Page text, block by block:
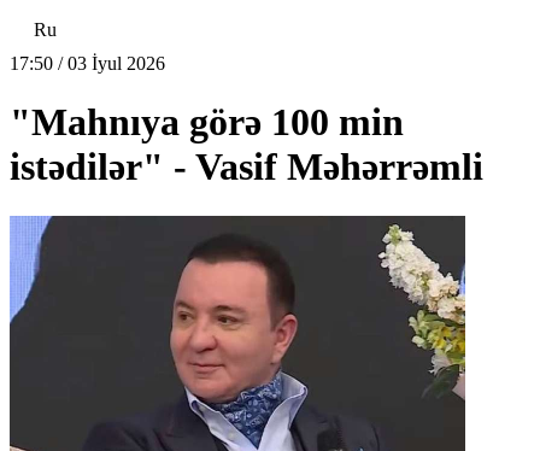
Ru
17:50 / 03 İyul 2026
"Mahnıya görə 100 min
istədilər" - Vasif Məhərrəmli